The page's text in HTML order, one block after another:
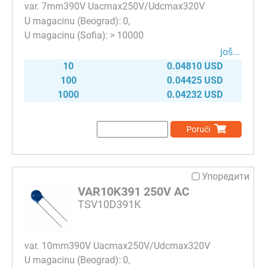
var. 7mm390V Uacmax250V/Udcmax320V
0
> 10000
јоš...
10
0.04810 USD
100
0.04425 USD
1000
0.04232 USD
Poruči
Упоредити
VAR10K391 250V AC
TSV10D391K
var. 10mm390V Uacmax250V/Udcmax320V
0